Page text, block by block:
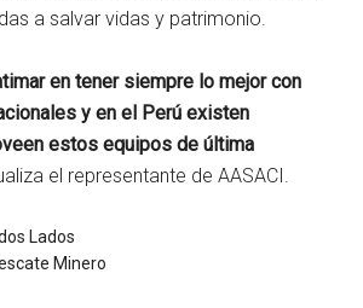
a salvar vidas y patrimonio.
en tener siempre lo mejor con
y en el Perú existen
estos equipos de última
el representante de AASACI.
Lados
Minero